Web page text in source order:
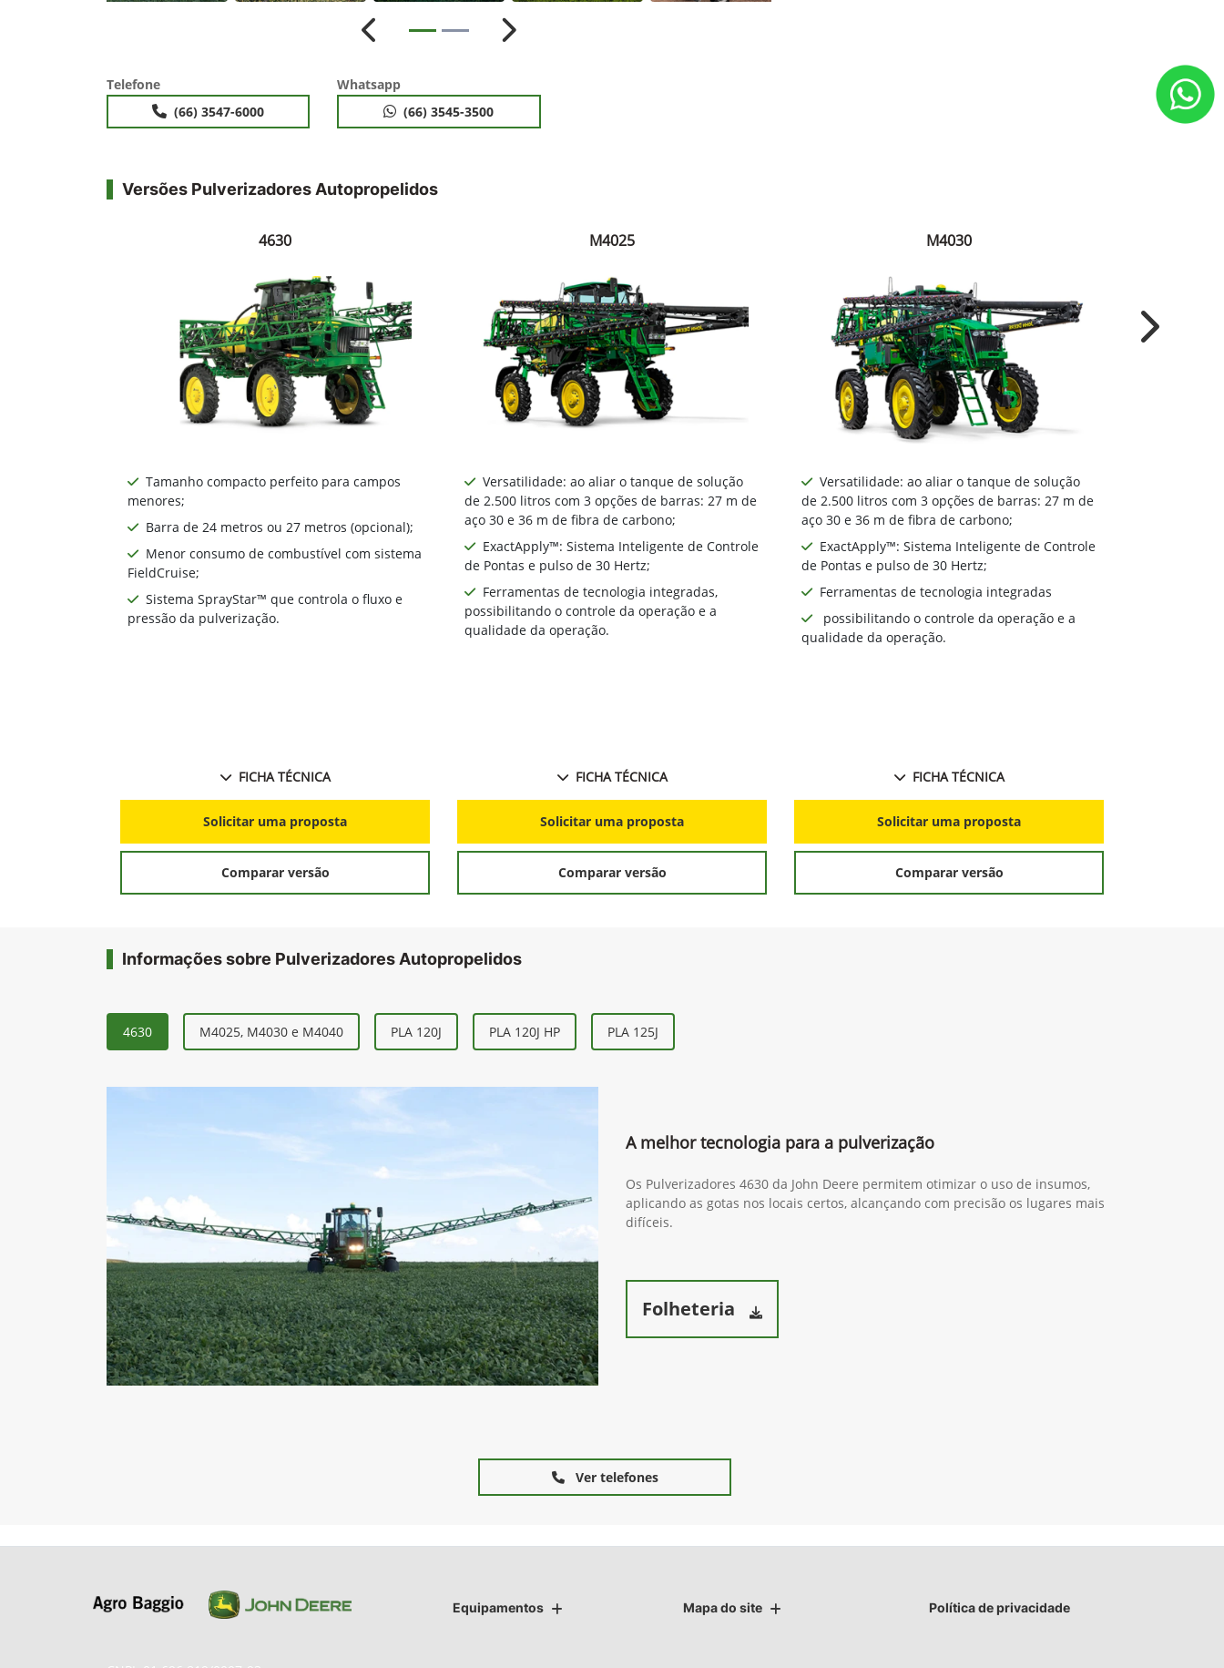
Anterior Próximo
Telefone
(66) 3547-6000
Whatsapp
(66) 3545-3500
Versões Pulverizadores Autopropelidos
4630
Tamanho compacto perfeito para campos
menores;
Barra de 24 metros ou 27 metros (opcional);
Menor consumo de combustível com sistema
FieldCruise;
Sistema SprayStar™ que controla o fluxo e
pressão da pulverização.
FICHA TÉCNICA
Solicitar uma proposta
Comparar versão
M4025
Versatilidade: ao aliar o tanque de solução
de 2.500 litros com 3 opções de barras: 27 m de
aço 30 e 36 m de fibra de carbono;
ExactApply™: Sistema Inteligente de Controle
de Pontas e pulso de 30 Hertz;
Ferramentas de tecnologia integradas,
possibilitando o controle da operação e a
qualidade da operação.
FICHA TÉCNICA
Solicitar uma proposta
Comparar versão
M4030
Versatilidade: ao aliar o tanque de solução
de 2.500 litros com 3 opções de barras: 27 m de
aço 30 e 36 m de fibra de carbono;
ExactApply™: Sistema Inteligente de Controle
de Pontas e pulso de 30 Hertz;
Ferramentas de tecnologia integradas
possibilitando o controle da operação e a
qualidade da operação.
FICHA TÉCNICA
Solicitar uma proposta
Comparar versão
Next
Informações sobre Pulverizadores Autopropelidos
4630 M4025, M4030 e M4040 PLA 120J PLA 120J HP PLA 125J
A melhor tecnologia para a pulverização
Os Pulverizadores 4630 da John Deere permitem otimizar o uso de insumos,
aplicando as gotas nos locais certos, alcançando com precisão os lugares mais
difíceis.
Folheteria
Ver telefones
Equipamentos Mapa do site Política de privacidade